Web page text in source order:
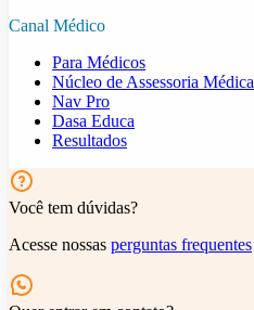
Canal Médico
Para Médicos
Núcleo de Assessoria Médica
Nav Pro
Dasa Educa
Resultados
Você tem dúvidas?
Acesse nossas perguntas frequentes